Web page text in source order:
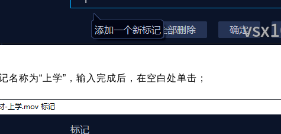
名称为“上学”，输入完成后，在空白处单击；